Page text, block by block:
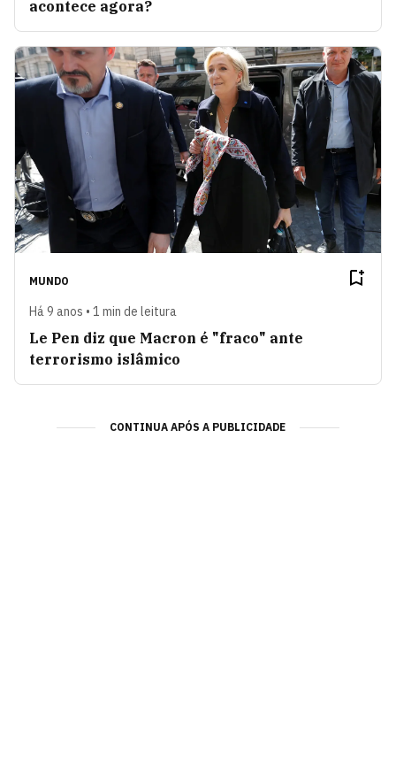
acontece agora?
MUNDO
Há 9 anos • 1 min de leitura
Le Pen diz que Macron é "fraco" ante
terrorismo islâmico
CONTINUA APÓS A PUBLICIDADE